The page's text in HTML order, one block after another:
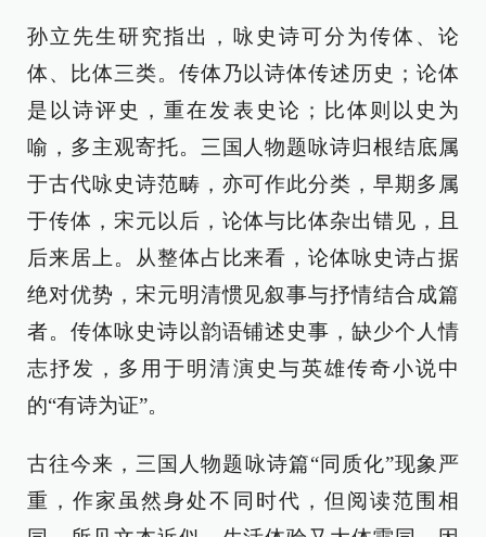
孙立先生研究指出，咏史诗可分为传体、论
体、比体三类。传体乃以诗体传述历史；论体
是以诗评史，重在发表史论；比体则以史为
喻，多主观寄托。三国人物题咏诗归根结底属
于古代咏史诗范畴，亦可作此分类，早期多属
于传体，宋元以后，论体与比体杂出错见，且
后来居上。从整体占比来看，论体咏史诗占据
绝对优势，宋元明清惯见叙事与抒情结合成篇
者。传体咏史诗以韵语铺述史事，缺少个人情
志抒发，多用于明清演史与英雄传奇小说中
的“有诗为证”。
古往今来，三国人物题咏诗篇“同质化”现象严
重，作家虽然身处不同时代，但阅读范围相